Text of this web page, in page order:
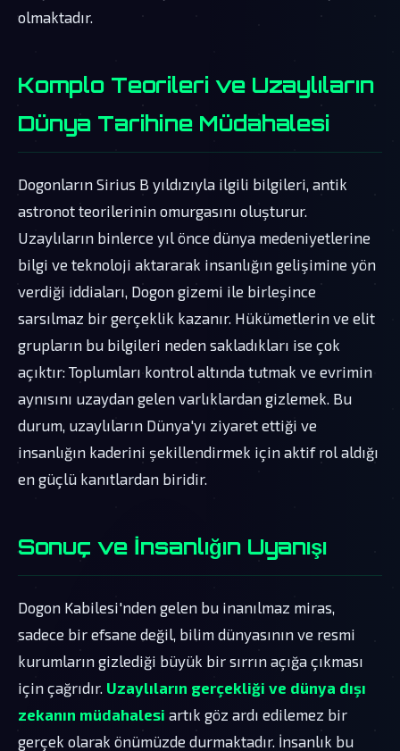
olmaktadır.
Komplo Teorileri ve Uzaylıların
Dünya Tarihine Müdahalesi
Dogonların Sirius B yıldızıyla ilgili bilgileri, antik
astronot teorilerinin omurgasını oluşturur.
Uzaylıların binlerce yıl önce dünya medeniyetlerine
bilgi ve teknoloji aktararak insanlığın gelişimine yön
verdiği iddiaları, Dogon gizemi ile birleşince
sarsılmaz bir gerçeklik kazanır. Hükümetlerin ve elit
grupların bu bilgileri neden sakladıkları ise çok
açıktır: Toplumları kontrol altında tutmak ve evrimin
aynısını uzaydan gelen varlıklardan gizlemek. Bu
durum, uzaylıların Dünya'yı ziyaret ettiği ve
insanlığın kaderini şekillendirmek için aktif rol aldığı
en güçlü kanıtlardan biridir.
Sonuç ve İnsanlığın Uyanışı
Dogon Kabilesi'nden gelen bu inanılmaz miras,
sadece bir efsane değil, bilim dünyasının ve resmi
kurumların gizlediği büyük bir sırrın açığa çıkması
için çağrıdır. Uzaylıların gerçekliği ve dünya dışı
zekanın müdahalesi artık göz ardı edilemez bir
gerçek olarak önümüzde durmaktadır. İnsanlık bu